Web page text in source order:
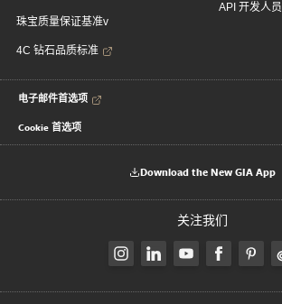
珠宝质量保证基准v
4C 钻石品质标准
API 开发人员
电子邮件首选项
Cookie 首选项
Download the New GIA App
关注我们